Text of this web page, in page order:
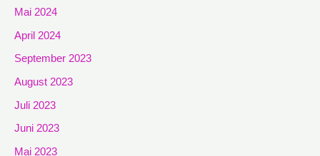
Mai 2024
April 2024
September 2023
August 2023
Juli 2023
Juni 2023
Mai 2023